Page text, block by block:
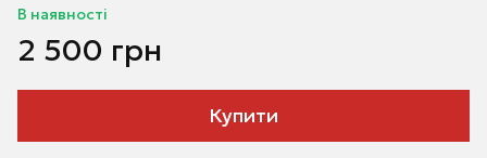
В наявності
2 500 грн
Купити